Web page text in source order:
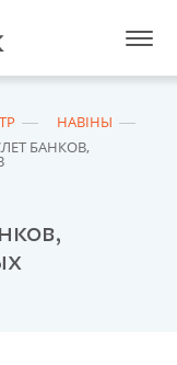
НАВІНЫ
БАНКОВ,